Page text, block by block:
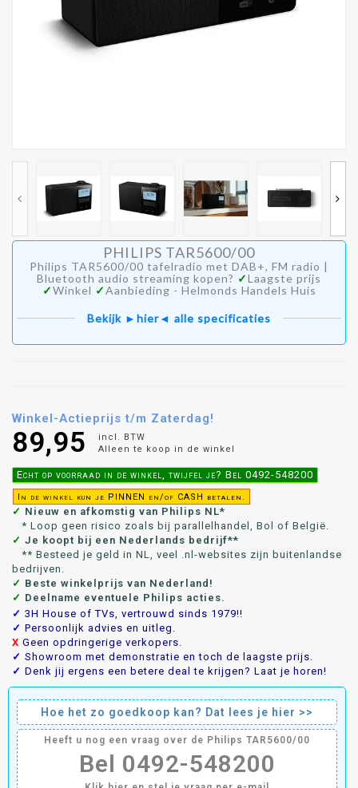
PHILIPS TAR5600/00
Philips TAR5600/00 tafelradio met DAB+, FM radio |
Bluetooth audio streaming kopen? ✓Laagste prijs
✓Winkel ✓Aanbieding - Helmonds Handels Huis
Bekijk ►hier◄ alle specificaties
Winkel-Actieprijs t/m Zaterdag!
89,95
incl. BTW
Alleen te koop in de winkel
Echt op voorraad in de winkel, twijfel je? Bel 0492-548200
In de winkel kun je PINNEN en/of CASH betalen.
✓ Nieuw en afkomstig van Philips NL*
* Loop geen risico zoals bij parallelhandel, Bol of België.
✓ Je koopt bij een Nederlands bedrijf**
** Besteed je geld in NL, veel .nl-websites zijn buitenlandse
bedrijven.
✓ Beste winkelprijs van Nederland!
✓ Deelname eventuele Philips acties.
✓ 3H House of TVs, vertrouwd sinds 1979!!
✓ Persoonlijk advies en uitleg.
X Geen opdringerige verkopers.
✓ Showroom met demonstratie en toch de laagste prijs.
✓ Denk jij ergens een betere deal te krijgen? Laat je horen!
Hoe het zo goedkoop kan? Dat lees je hier >>
Heeft u nog een vraag over de Philips TAR5600/00
Bel 0492-548200